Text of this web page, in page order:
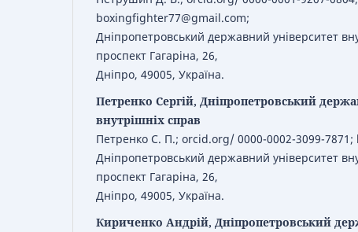
boxingfighter77@gmail.com;
Дніпропетровський державний університет
проспект Гагаріна, 26,
Дніпро, 49005, Україна.
Петренко Сергій, Дніпропетровський
внутрішніх справ
Петренко С. П.; orcid.org/ 0000-0002-3099-7871;
Дніпропетровський державний університет
проспект Гагаріна, 26,
Дніпро, 49005, Україна.
Кириченко Андрій, Дніпропетровський